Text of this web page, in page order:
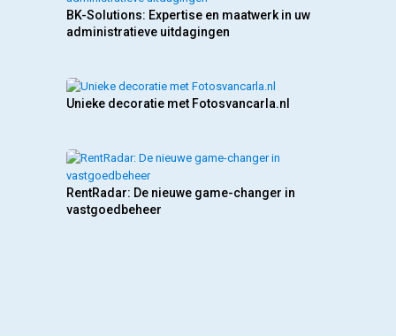
BK-Solutions: Expertise en maatwerk in uw
administratieve uitdagingen
Unieke decoratie met Fotosvancarla.nl
RentRadar: De nieuwe game-changer in
vastgoedbeheer